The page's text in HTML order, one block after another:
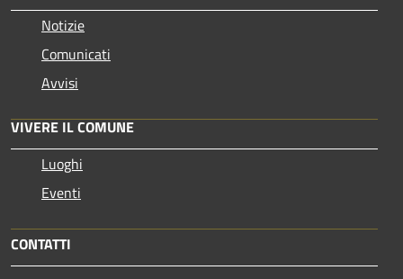
Notizie
Comunicati
Avvisi
VIVERE IL COMUNE
Luoghi
Eventi
CONTATTI